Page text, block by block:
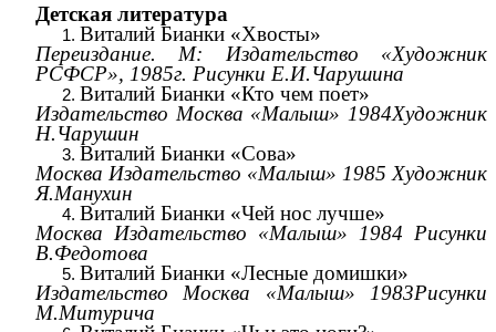
Детская литература
Виталий Бианки «Хвосты»
Переиздание. М: Издательство «Художник
РСФСР», 1985г. Рисунки Е.И.Чарушина
Виталий Бианки «Кто чем поет»
Издательство Москва «Малыш» 1984Художник
Н.Чарушин
Виталий Бианки «Сова»
Москва Издательство «Малыш» 1985 Художник
Я.Манухин
Виталий Бианки «Чей нос лучше»
Москва Издательство «Малыш» 1984 Рисунки
В.Федотова
Виталий Бианки «Лесные домишки»
Издательство Москва «Малыш» 1983Рисунки
М.Митурича